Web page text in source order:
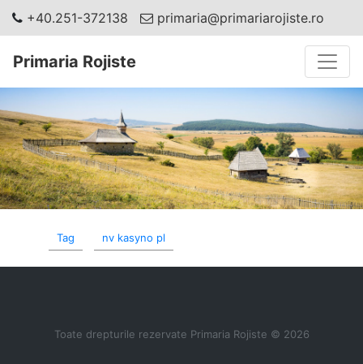
+40.251-372138 primaria@primariarojiste.ro
Primaria Rojiste
Tag nv kasyno pl
Toate drepturile rezervate Primaria Rojiste © 2026